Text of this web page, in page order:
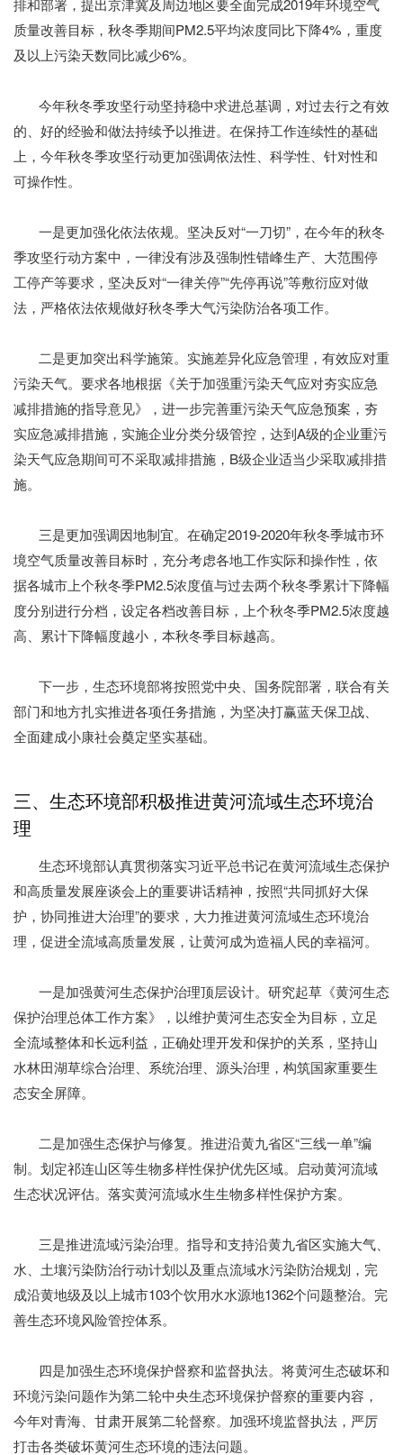
排和部署，提出京津冀及周边地区要全面完成2019年环境空气
质量改善目标，秋冬季期间PM2.5平均浓度同比下降4%，重度
及以上污染天数同比减少6%。
今年秋冬季攻坚行动坚持稳中求进总基调，对过去行之有效
的、好的经验和做法持续予以推进。在保持工作连续性的基础
上，今年秋冬季攻坚行动更加强调依法性、科学性、针对性和
可操作性。
一是更加强化依法依规。坚决反对“一刀切”，在今年的秋冬
季攻坚行动方案中，一律没有涉及强制性错峰生产、大范围停
工停产等要求，坚决反对“一律关停”“先停再说”等敷衍应对做
法，严格依法依规做好秋冬季大气污染防治各项工作。
二是更加突出科学施策。实施差异化应急管理，有效应对重
污染天气。要求各地根据《关于加强重污染天气应对夯实应急
减排措施的指导意见》，进一步完善重污染天气应急预案，夯
实应急减排措施，实施企业分类分级管控，达到A级的企业重污
染天气应急期间可不采取减排措施，B级企业适当少采取减排措
施。
三是更加强调因地制宜。在确定2019-2020年秋冬季城市环
境空气质量改善目标时，充分考虑各地工作实际和操作性，依
据各城市上个秋冬季PM2.5浓度值与过去两个秋冬季累计下降幅
度分别进行分档，设定各档改善目标，上个秋冬季PM2.5浓度越
高、累计下降幅度越小，本秋冬季目标越高。
下一步，生态环境部将按照党中央、国务院部署，联合有关
部门和地方扎实推进各项任务措施，为坚决打赢蓝天保卫战、
全面建成小康社会奠定坚实基础。
三、生态环境部积极推进黄河流域生态环境治
理
生态环境部认真贯彻落实习近平总书记在黄河流域生态保护
和高质量发展座谈会上的重要讲话精神，按照“共同抓好大保
护，协同推进大治理”的要求，大力推进黄河流域生态环境治
理，促进全流域高质量发展，让黄河成为造福人民的幸福河。
一是加强黄河生态保护治理顶层设计。研究起草《黄河生态
保护治理总体工作方案》，以维护黄河生态安全为目标，立足
全流域整体和长远利益，正确处理开发和保护的关系，坚持山
水林田湖草综合治理、系统治理、源头治理，构筑国家重要生
态安全屏障。
二是加强生态保护与修复。推进沿黄九省区“三线一单”编
制。划定祁连山区等生物多样性保护优先区域。启动黄河流域
生态状况评估。落实黄河流域水生生物多样性保护方案。
三是推进流域污染治理。指导和支持沿黄九省区实施大气、
水、土壤污染防治行动计划以及重点流域水污染防治规划，完
成沿黄地级及以上城市103个饮用水水源地1362个问题整治。完
善生态环境风险管控体系。
四是加强生态环境保护督察和监督执法。将黄河生态破坏和
环境污染问题作为第二轮中央生态环境保护督察的重要内容，
今年对青海、甘肃开展第二轮督察。加强环境监督执法，严厉
打击各类破坏黄河生态环境的违法问题。